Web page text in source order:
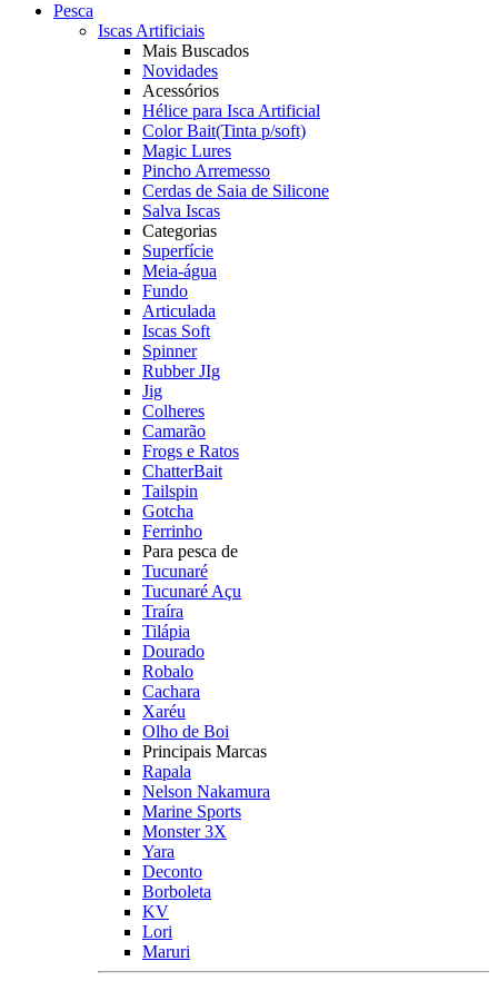
Pesca
Iscas Artificiais
Mais Buscados
Novidades
Acessórios
Hélice para Isca Artificial
Color Bait(Tinta p/soft)
Magic Lures
Pincho Arremesso
Cerdas de Saia de Silicone
Salva Iscas
Categorias
Superfície
Meia-água
Fundo
Articulada
Iscas Soft
Spinner
Rubber JIg
Jig
Colheres
Camarão
Frogs e Ratos
ChatterBait
Tailspin
Gotcha
Ferrinho
Para pesca de
Tucunaré
Tucunaré Açu
Traíra
Tilápia
Dourado
Robalo
Cachara
Xaréu
Olho de Boi
Principais Marcas
Rapala
Nelson Nakamura
Marine Sports
Monster 3X
Yara
Deconto
Borboleta
KV
Lori
Maruri